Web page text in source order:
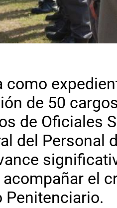
de 50
de Oficiales
del Personal
el